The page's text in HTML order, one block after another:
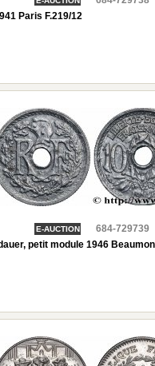
Paris F.219/12
E-AUCTION
684-729739
petit module 1946